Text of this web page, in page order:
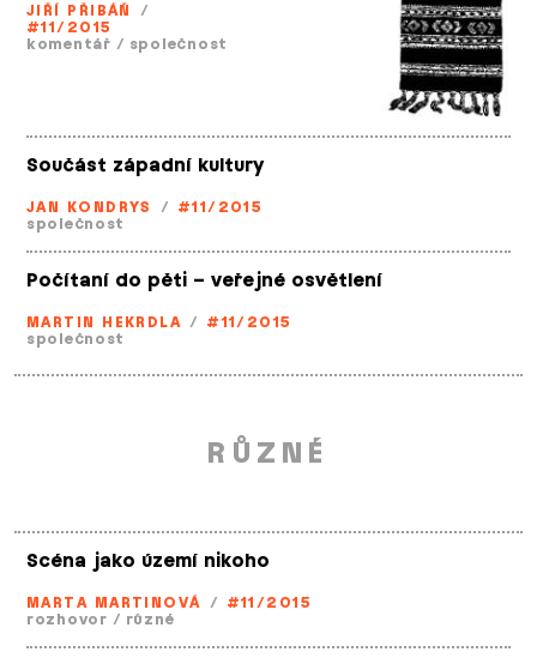
JIŘÍ PŘIBÁŇ
/
#11/2015
komentář / společnost
Součást západní kultury
JAN KONDRYS / #11/2015
společnost
Počítaní do pěti – veřejné osvětlení
MARTIN HEKRDLA / #11/2015
společnost
RŮZNÉ
Scéna jako území nikoho
MARTA MARTINOVÁ / #11/2015
rozhovor / různé